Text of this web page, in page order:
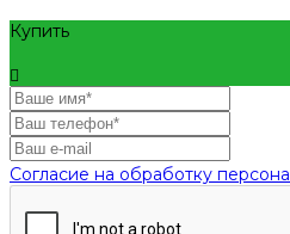
Купить
Согласие на обработку